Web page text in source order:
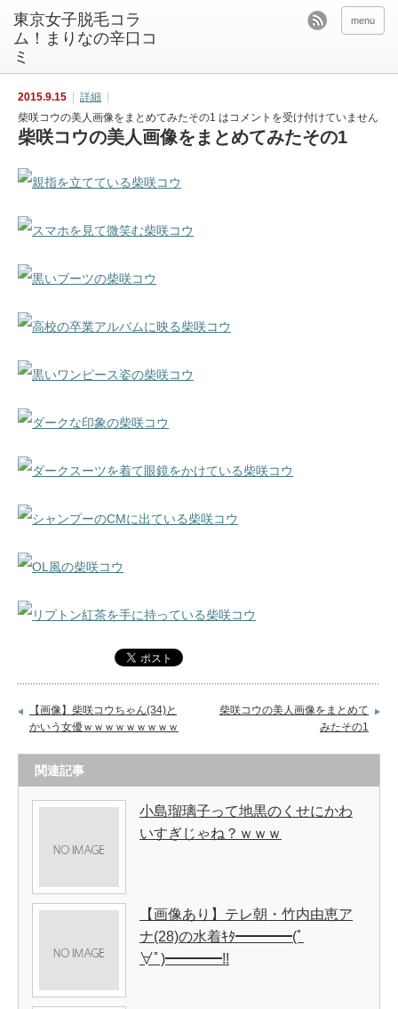
東京女子脱毛コラ
ム！まりなの辛口コ
ミ
menu
2015.9.15
詳細
柴咲コウの美人画像をまとめてみたその1 はコメントを受け付けていません
柴咲コウの美人画像をまとめてみたその1
【画像】柴咲コウちゃん(34)と
かいう女優ｗｗｗｗｗｗｗｗｗ
柴咲コウの美人画像をまとめて
みたその1
関連記事
小島瑠璃子って地黒のくせにかわ
いすぎじゃね？ｗｗｗ
【画像あり】テレ朝・竹内由恵ア
ナ(28)の水着ｷﾀ━━━━(ﾟ
∀ﾟ)━━━━!!